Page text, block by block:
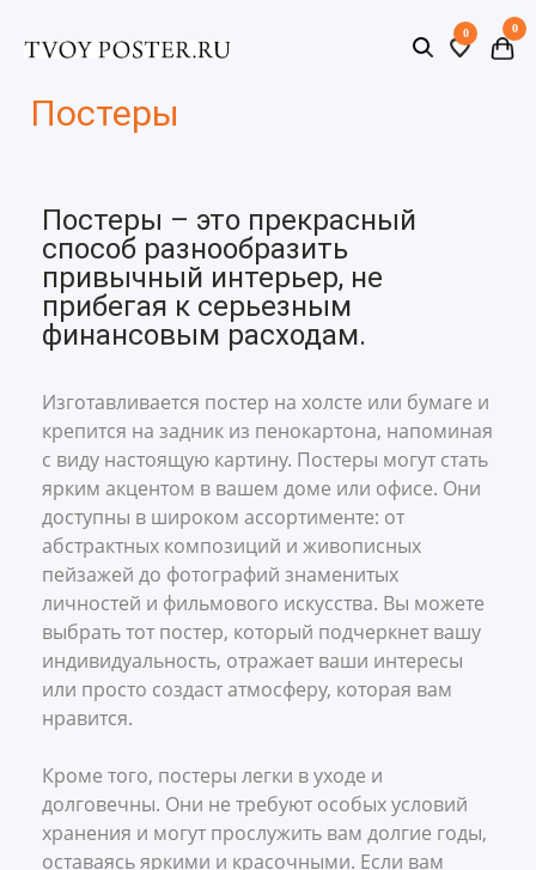
0 0
Постеры
Постеры – это прекрасный
способ разнообразить
привычный интерьер, не
прибегая к серьезным
финансовым расходам.
Изготавливается постер на холсте или бумаге и
крепится на задник из пенокартона, напоминая
с виду настоящую картину. Постеры могут стать
ярким акцентом в вашем доме или офисе. Они
доступны в широком ассортименте: от
абстрактных композиций и живописных
пейзажей до фотографий знаменитых
личностей и фильмового искусства. Вы можете
выбрать тот постер, который подчеркнет вашу
индивидуальность, отражает ваши интересы
или просто создаст атмосферу, которая вам
нравится.
Кроме того, постеры легки в уходе и
долговечны. Они не требуют особых условий
хранения и могут прослужить вам долгие годы,
оставаясь яркими и красочными. Если вам